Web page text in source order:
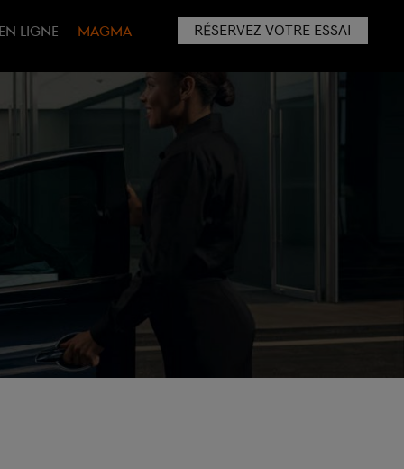
LIGNE MAGMA RÉSERVEZ VOTRE ESSAI